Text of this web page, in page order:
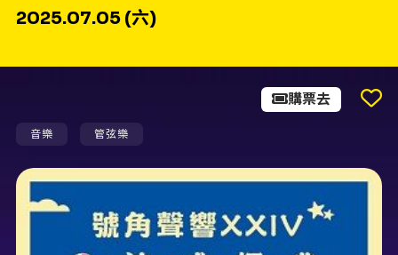
2025.07.05 (六)
音樂 管弦樂
購票去